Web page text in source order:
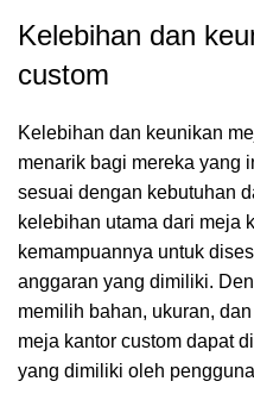
Kelebihan dan
custom
Kelebihan dan keunikan
menarik bagi mereka yang
sesuai dengan kebutuhan
kelebihan utama dari meja
kemampuannya untuk
anggaran yang dimiliki.
memilih bahan, ukuran,
meja kantor custom dapat
yang dimiliki oleh